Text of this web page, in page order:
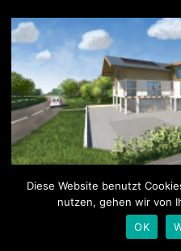
Diese Website benutzt
nutzen, gehen wir von
OK